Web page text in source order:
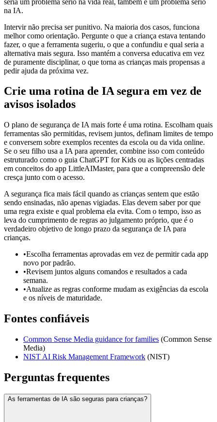
na IA.
Intervir não precisa ser punitivo. Na maioria dos casos, funciona
melhor como orientação. Pergunte o que a criança estava tentando
fazer, o que a ferramenta sugeriu, o que a confundiu e qual seria a
alternativa mais segura. Isso mantém a conversa educativa em vez
de puramente disciplinar, o que torna as crianças mais propensas a
pedir ajuda da próxima vez.
Crie uma rotina de IA segura em vez de
avisos isolados
O plano de segurança de IA mais forte é uma rotina. Escolham quais
ferramentas são permitidas, revisem juntos, definam limites de tempo
e conversem sobre exemplos recentes da escola ou da vida online.
Se o seu filho usa a IA para aprender, combine isso com conteúdo
estruturado como o guia ChatGPT for Kids ou as lições centradas
em conceitos do app LittleAIMaster, para que a compreensão dele
cresça junto com o acesso.
A segurança fica mais fácil quando as crianças sentem que estão
sendo ensinadas, não apenas vigiadas. Elas devem saber por que
uma regra existe e qual problema ela evita. Com o tempo, isso as
leva do cumprimento de regras ao julgamento próprio, que é o
verdadeiro objetivo de longo prazo da segurança de IA para
crianças.
•Escolha ferramentas aprovadas em vez de permitir cada app
novo por padrão.
•Revisem juntos alguns comandos e resultados a cada
semana.
•Atualize as regras conforme mudam as exigências da escola
e os níveis de maturidade.
Fontes confiáveis
Common Sense Media guidance for families (Common Sense
Media)
NIST AI Risk Management Framework (NIST)
Perguntas frequentes
As ferramentas de IA são seguras para crianças?